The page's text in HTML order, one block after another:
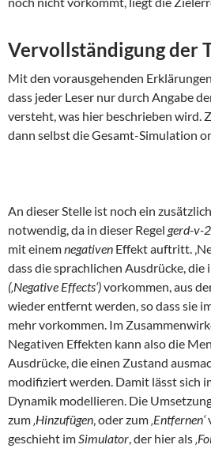
Vervollständigung der
Mit den vorausgehenden
dass jeder Leser nur durch Angabe
versteht, was hier beschrieben wird.
dann selbst die Gesamt-Simulation
An dieser Stelle ist noch ein
notwendig, da in dieser Regel gerd-v-
mit einemnegativen Effekt auftritt.
dass die sprachlichen Ausdrücke, die
(‚Negative Effects‘)vorkommen, aus
wieder entfernt werden, so dass sie
mehr vorkommen. Im
Negativen Effekten kann also die
Ausdrücke, die einen Zustand
modifiziert werden. Damit lässt sich
Dynamik modellieren. Die
zum ‚Hinzufügen ‚ oder zum ‚Entfernen‘
geschieht im Simulator , der hier als